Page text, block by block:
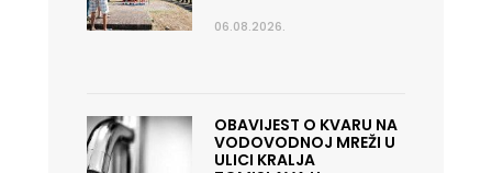
06.08.2026.
OBAVIJEST O KVARU NA
VODOVODNOJ MREŽI U
ULICI KRALJA